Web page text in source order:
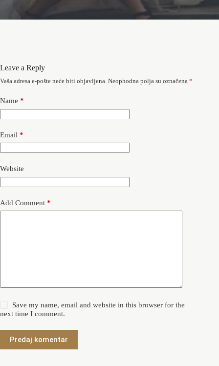
Leave a Reply
Vaša adresa e-pošte neće biti objavljena. Neophodna polja su označena *
Name *
Email *
Website
Add Comment *
Save my name, email and website in this browser for the
next time I comment.
Predaj komentar